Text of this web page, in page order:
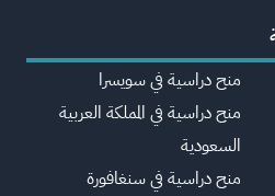
منح دراسية في سويسرا
منح دراسية في المملكة العربية
السعودية
منح دراسية في سنغافورة